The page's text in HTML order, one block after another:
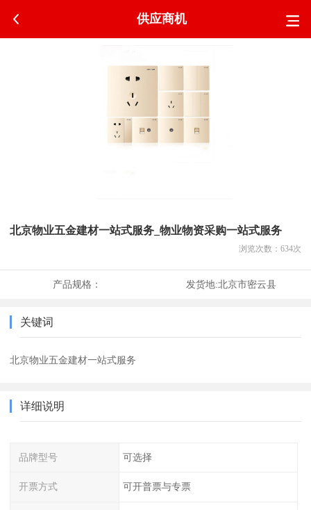
供应商机
北京物业五金建材一站式服务_物业物资采购一站式服务
浏览次数： 634次
产品规格： 发货地:北京市密云县
关键词
北京物业五金建材一站式服务
详细说明
品牌型号 可选择
开票方式 可开普票与专票